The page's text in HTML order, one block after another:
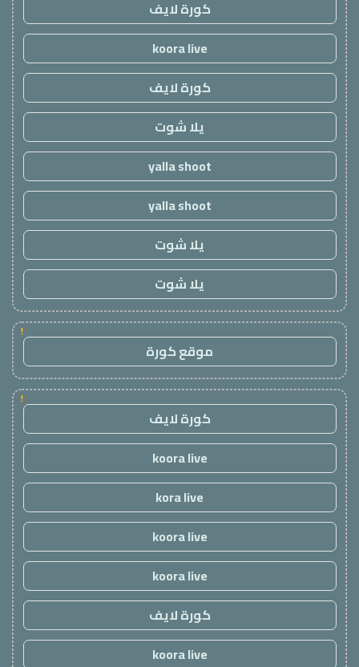
كورة لايف
koora live
كورة لايف
يلا شوت
yalla shoot
yalla shoot
يلا شوت
يلا شوت
!
موقع كورة
!
كورة لايف
koora live
kora live
koora live
koora live
كورة لايف
koora live